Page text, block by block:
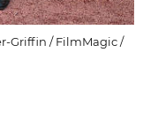
Griffin / FilmMagic /